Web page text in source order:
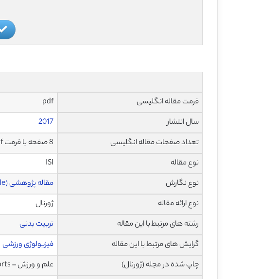
فرمت مقاله انگلیسی
pdf
سال انتشار
2017
تعداد صفحات مقاله انگلیسی
8 صفحه با فرمت pdf
نوع مقاله
ISI
نوع نگارش
مقاله پژوهشی (Research Article)
نوع ارائه مقاله
ژورنال
رشته های مرتبط با این مقاله
تربیت بدنی
گرایش های مرتبط با این مقاله
فیزیولوژی ورزشی
چاپ شده در مجله (ژورنال)
علم و ورزش – Science & Sports